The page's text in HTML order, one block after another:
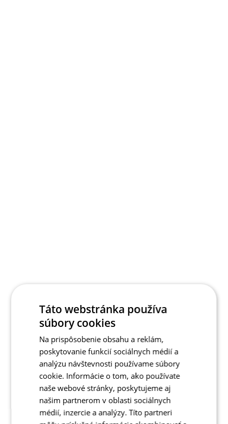
Táto webstránka používa
súbory cookies
Na prispôsobenie obsahu a reklám,
poskytovanie funkcií sociálnych médií a
analýzu návštevnosti používame súbory
cookie. Informácie o tom, ako používate
naše webové stránky, poskytujeme aj
našim partnerom v oblasti sociálnych
médií, inzercie a analýzy. Títo partneri